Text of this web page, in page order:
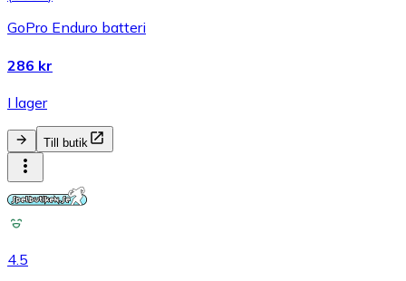
GoPro Enduro batteri
286 kr
I lager
Till butik
4.5